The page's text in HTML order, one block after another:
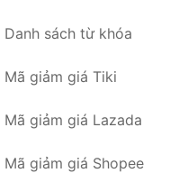
Danh sách từ khóa
Mã giảm giá Tiki
Mã giảm giá Lazada
Mã giảm giá Shopee